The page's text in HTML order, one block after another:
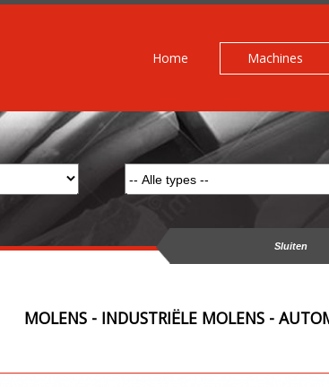
Home Machines
Sluiten
MOLENS - INDUSTRIËLE MOLENS -